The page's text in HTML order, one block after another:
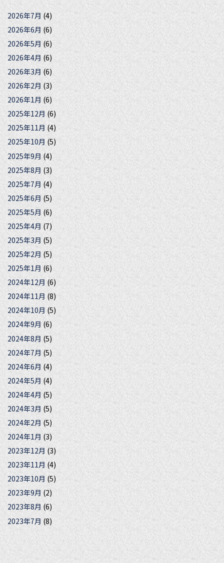
2026年7月 (4)
2026年6月(6)
2026年5月(6)
2026年4月(6)
2026年3月 (6)
2026年2月(3)
2026年1月(6)
2025年12月(6)
2025年11月 (4)
2025年10月 (5)
2025年9月 (4)
2025年8月(3)
2025年7月(4)
2025年6月(5)
2025年5月(6)
2025年4月(7)
2025年3月(5)
2025年2月(5)
2025年1月 (6)
2024年12月 (6)
2024年11月 (8)
2024年10月(5)
2024年9月(6)
2024年8月 (5)
2024年7月 (5)
2024年6月 (4)
2024年5月(4)
2024年4月(5)
2024年3月(5)
2024年2月 (5)
2024年1月(3)
2023年12月 (3)
2023年11月(4)
2023年10月 (5)
2023年9月(2)
2023年8月 (6)
2023年7月(8)